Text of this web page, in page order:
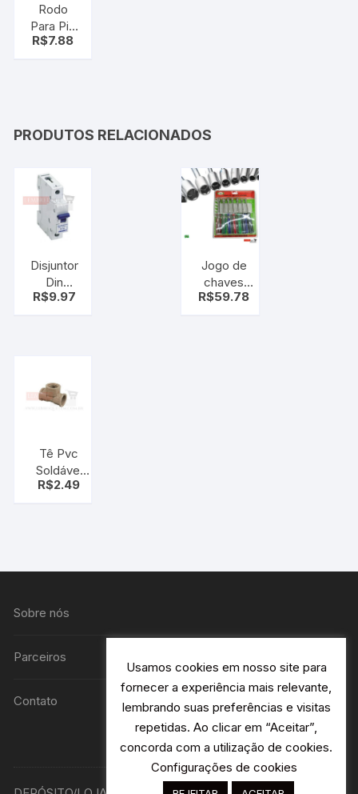
Rodo
Para Pia
25 Cm
R$7.88
PRODUTOS RELACIONADOS
Disjuntor
Din
Unipolar B
R$9.97
Jogo de
chaves
canhão 7
R$59.78
Tê Pvc
Soldável
com Rosca
R$2.49
Sobre nós
Parceiros
Contato
Usamos cookies em nosso site para
fornecer a experiência mais relevante,
lembrando suas preferências e visitas
repetidas. Ao clicar em “Aceitar”,
concorda com a utilização de cookies.
Configurações de cookies